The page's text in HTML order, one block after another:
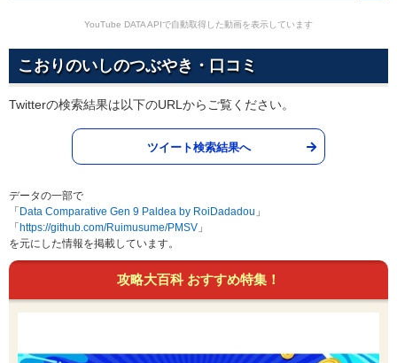
YouTube DATA APIで自動取得した動画を表示しています
こおりのいしのつぶやき・口コミ
Twitterの検索結果は以下のURLからご覧ください。
ツイート検索結果へ
データの一部で
「 Data Comparative Gen 9 Paldea by RoiDadadou 」
「 https://github.com/Ruimusume/PMSV 」
を元にした情報を掲載しています。
攻略大百科 おすすめ特集！